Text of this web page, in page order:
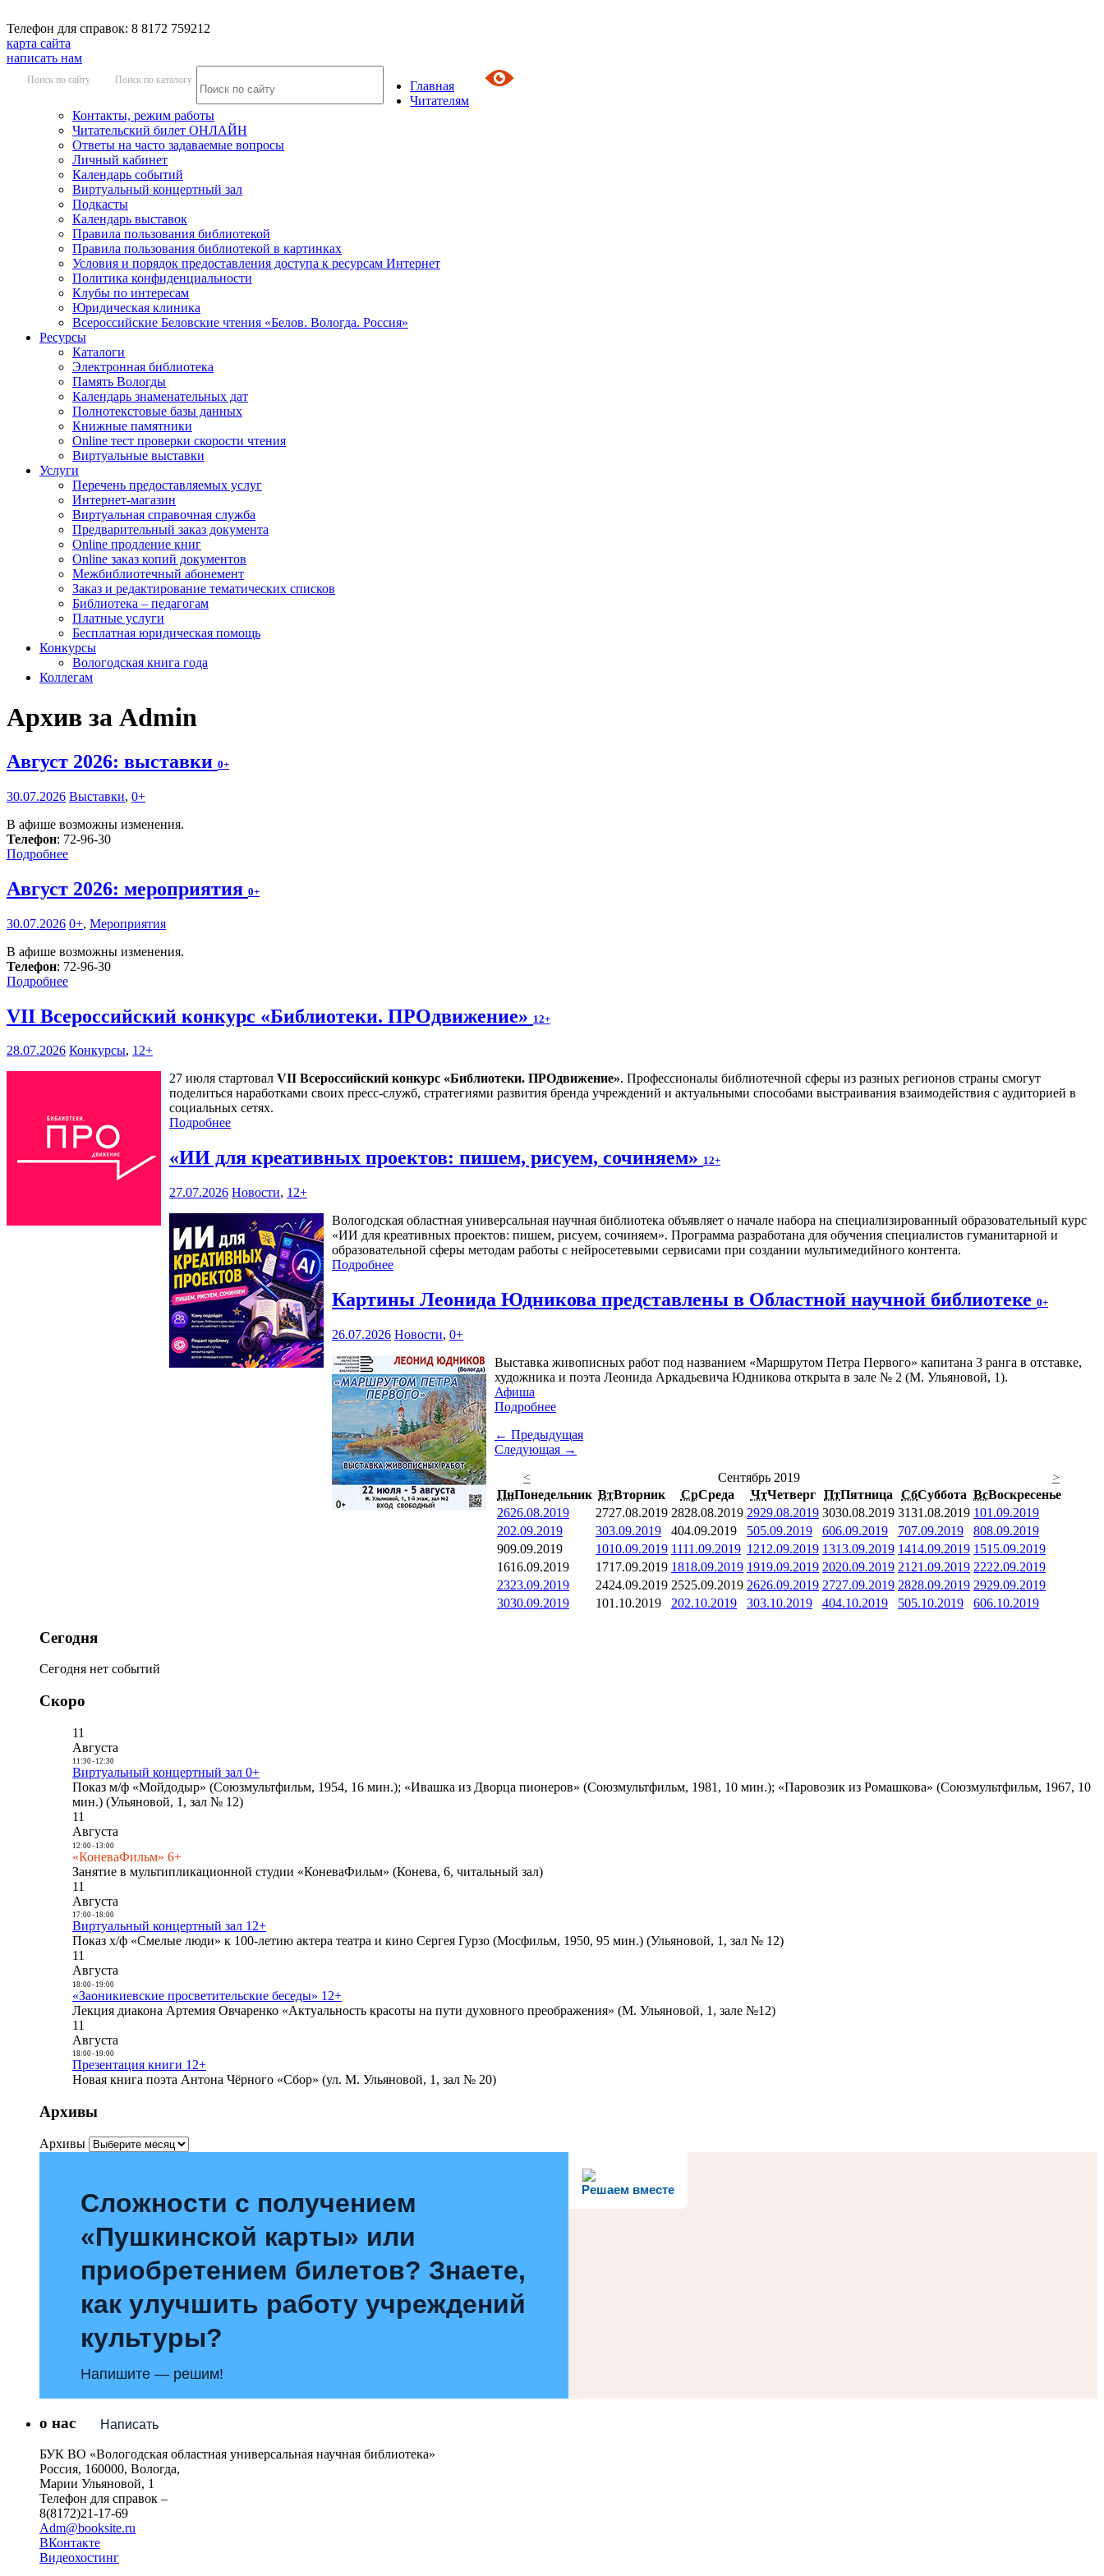
Телефон для справок: 8 8172 759212
карта сайта
написать нам
Поиск по сайту Поиск по каталогу
Главная
Читателям
Контакты, режим работы
Читательский билет ОНЛАЙН
Ответы на часто задаваемые вопросы
Личный кабинет
Календарь событий
Виртуальный концертный зал
Подкасты
Календарь выставок
Правила пользования библиотекой
Правила пользования библиотекой в картинках
Условия и порядок предоставления доступа к ресурсам Интернет
Политика конфиденциальности
Клубы по интересам
Юридическая клиника
Всероссийские Беловские чтения «Белов. Вологда. Россия»
Ресурсы
Каталоги
Электронная библиотека
Память Вологды
Календарь знаменательных дат
Полнотекстовые базы данных
Книжные памятники
Online тест проверки скорости чтения
Виртуальные выставки
Услуги
Перечень предоставляемых услуг
Интернет-магазин
Виртуальная справочная служба
Предварительный заказ документа
Online продление книг
Online заказ копий документов
Межбиблиотечный абонемент
Заказ и редактирование тематических списков
Библиотека – педагогам
Платные услуги
Бесплатная юридическая помощь
Конкурсы
Вологодская книга года
Коллегам
Архив за Admin
Август 2026: выставки 0+
30.07.2026 Выставки, 0+
В афише возможны изменения.
Телефон: 72-96-30
Подробнее
Август 2026: мероприятия 0+
30.07.2026 0+, Мероприятия
В афише возможны изменения.
Телефон: 72-96-30
Подробнее
VII Всероссийский конкурс «Библиотеки. ПРОдвижение» 12+
28.07.2026 Конкурсы, 12+
27 июля стартовал VII Всероссийский конкурс «Библиотеки. ПРОдвижение». Профессионалы библиотечной сферы из разных регионов страны смогут
поделиться наработками своих пресс-служб, стратегиями развития бренда учреждений и актуальными способами выстраивания взаимодействия с аудиторией в
социальных сетях.
Подробнее
«ИИ для креативных проектов: пишем, рисуем, сочиняем» 12+
27.07.2026 Новости, 12+
Вологодская областная универсальная научная библиотека объявляет о начале набора на специализированный образовательный курс
«ИИ для креативных проектов: пишем, рисуем, сочиняем». Программа разработана для обучения специалистов гуманитарной и
образовательной сферы методам работы с нейросетевыми сервисами при создании мультимедийного контента.
Подробнее
Картины Леонида Юдникова представлены в Областной научной библиотеке 0+
26.07.2026 Новости, 0+
Выставка живописных работ под названием «Маршрутом Петра Первого» капитана 3 ранга в отставке,
художника и поэта Леонида Аркадьевича Юдникова открыта в зале № 2 (М. Ульяновой, 1).
Афиша
Подробнее
← Предыдущая
Следующая →
<
Сентябрь 2019
>
ПнПонедельник ВтВторник СрСреда ЧтЧетверг ПтПятница СбСуббота ВсВоскресенье
2626.08.2019 2727.08.2019 2828.08.2019 2929.08.2019 3030.08.2019 3131.08.2019 101.09.2019
202.09.2019 303.09.2019 404.09.2019 505.09.2019 606.09.2019 707.09.2019 808.09.2019
909.09.2019 1010.09.2019 1111.09.2019 1212.09.2019 1313.09.2019 1414.09.2019 1515.09.2019
1616.09.2019 1717.09.2019 1818.09.2019 1919.09.2019 2020.09.2019 21 21.09.2019 2222.09.2019
2323.09.2019 2424.09.2019 2525.09.2019 2626.09.2019 2727.09.2019 2828.09.2019 2929.09.2019
3030.09.2019 101.10.2019 202.10.2019 303.10.2019 404.10.2019 505.10.2019 606.10.2019
Сегодня
Сегодня нет событий
Скоро
11
Августа
11:30- 12:30
Виртуальный концертный зал 0+
Показ м/ф «Мойдодыр» (Союзмультфильм, 1954, 16 мин.); «Ивашка из Дворца пионеров» (Союзмультфильм, 1981, 10 мин.); «Паровозик из Ромашкова» (Союзмультфильм, 1967, 10
мин.) (Ульяновой, 1, зал № 12)
11
Августа
12:00- 13:00
«КоневаФильм» 6+
Занятие в мультипликационной студии «КоневаФильм» (Конева, 6, читальный зал)
11
Августа
17:00- 18:00
Виртуальный концертный зал 12+
Показ х/ф «Смелые люди» к 100-летию актера театра и кино Сергея Гурзо (Мосфильм, 1950, 95 мин.) (Ульяновой, 1, зал № 12)
11
Августа
18:00- 19:00
«Заоникиевские просветительские беседы» 12+
Лекция диакона Артемия Овчаренко «Актуальность красоты на пути духовного преображения» (М. Ульяновой, 1, зале №12)
11
Августа
18:00- 19:00
Презентация книги 12+
Новая книга поэта Антона Чёрного «Сбор» (ул. М. Ульяновой, 1, зал № 20)
Архивы
Архивы
Решаем вместе
Сложности с получением
«Пушкинской карты» или
приобретением билетов? Знаете,
как улучшить работу учреждений
культуры?
Напишите — решим!
Написать
о нас
БУК ВО «Вологодская областная универсальная научная библиотека»
Россия, 160000, Вологда,
Марии Ульяновой, 1
Телефон для справок –
8(8172)21-17-69
Adm@booksite.ru
ВКонтакте
Видеохостинг